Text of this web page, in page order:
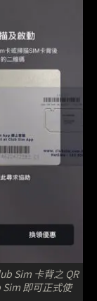
Sim 卡背之 QR
即可正式使